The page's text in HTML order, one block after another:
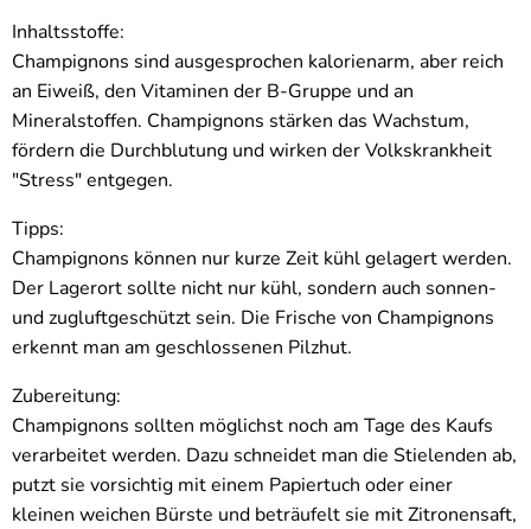
Inhaltsstoffe:
Champignons sind ausgesprochen kalorienarm, aber reich
an Eiweiß, den Vitaminen der B-Gruppe und an
Mineralstoffen. Champignons stärken das Wachstum,
fördern die Durchblutung und wirken der Volkskrankheit
"Stress" entgegen.
Tipps:
Champignons können nur kurze Zeit kühl gelagert werden.
Der Lagerort sollte nicht nur kühl, sondern auch sonnen-
und zugluftgeschützt sein. Die Frische von Champignons
erkennt man am geschlossenen Pilzhut.
Zubereitung:
Champignons sollten möglichst noch am Tage des Kaufs
verarbeitet werden. Dazu schneidet man die Stielenden ab,
putzt sie vorsichtig mit einem Papiertuch oder einer
kleinen weichen Bürste und beträufelt sie mit Zitronensaft,